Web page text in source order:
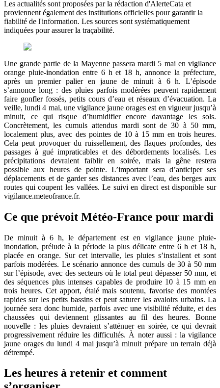
Les actualités sont proposées par la rédaction d'AlerteCata et
proviennent également des institutions officielles pour garantir la
fiabilité de l'information. Les sources sont systématiquement
indiquées pour assurer la traçabilité.
Une grande partie de la Mayenne passera mardi 5 mai en vigilance
orange pluie-inondation entre 6 h et 18 h, annonce la préfecture,
après un premier palier en jaune de minuit à 6 h. L’épisode
s’annonce long : des pluies parfois modérées peuvent rapidement
faire gonfler fossés, petits cours d’eau et réseaux d’évacuation. La
veille, lundi 4 mai, une vigilance jaune orages est en vigueur jusqu’à
minuit, ce qui risque d’humidifier encore davantage les sols.
Concrètement, les cumuls attendus mardi sont de 30 à 50 mm,
localement plus, avec des pointes de 10 à 15 mm en trois heures.
Cela peut provoquer du ruissellement, des flaques profondes, des
passages à gué impraticables et des débordements localisés. Les
précipitations devraient faiblir en soirée, mais la gêne restera
possible aux heures de pointe. L’important sera d’anticiper ses
déplacements et de garder ses distances avec l’eau, des berges aux
routes qui coupent les vallées. Le suivi en direct est disponible sur
vigilance.meteofrance.fr.
Ce que prévoit Météo-France pour mardi
De minuit à 6 h, le département est en vigilance jaune pluie-
inondation, prélude à la période la plus délicate entre 6 h et 18 h,
placée en orange. Sur cet intervalle, les pluies s’installent et sont
parfois modérées. Le scénario annonce des cumuls de 30 à 50 mm
sur l’épisode, avec des secteurs où le total peut dépasser 50 mm, et
des séquences plus intenses capables de produire 10 à 15 mm en
trois heures. Cet apport, étalé mais soutenu, favorise des montées
rapides sur les petits bassins et peut saturer les avaloirs urbains. La
journée sera donc humide, parfois avec une visibilité réduite, et des
chaussées qui deviennent glissantes au fil des heures. Bonne
nouvelle : les pluies devraient s’atténuer en soirée, ce qui devrait
progressivement réduire les difficultés. À noter aussi : la vigilance
jaune orages du lundi 4 mai jusqu’à minuit prépare un terrain déjà
détrempé.
Les heures à retenir et comment